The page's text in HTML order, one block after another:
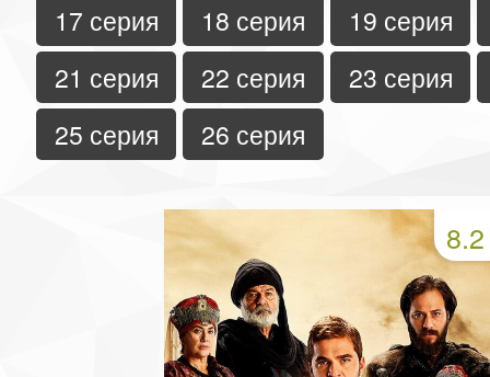
17 серия
18 серия
19 серия
21 серия
22 серия
23 серия
25 серия
26 серия
8.2